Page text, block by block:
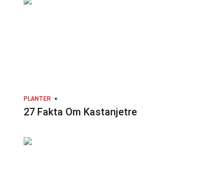
PLANTER
27 Fakta Om Kastanjetre